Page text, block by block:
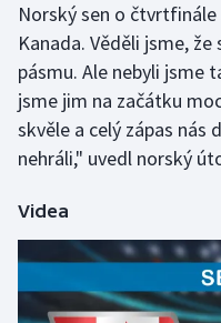
Plavání
Plážový volejbal
Ragby
Rychlostní kanoistika
Short track
Norský sen o
Kanada. Věděli jsme,
pásmu. Ale nebyli jsme
jsme jim na začátku
skvěle a celý zápas nás
nehráli," uvedl norský
Videa